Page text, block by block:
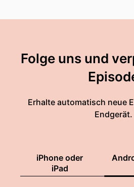
Folge uns und
Erhalte automatisch neue
Endgerät.
iPhone oder
iPad